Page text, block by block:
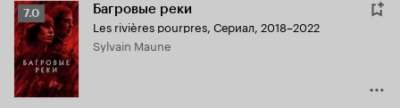
Рейтинг
Кинопоиска
7.0
7.0 Багровые реки
Les rivières pourpres, Сериал, 2018–2022
Sylvain Maune